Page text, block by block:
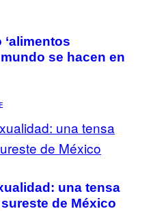
se hacen en
una tensa
de México